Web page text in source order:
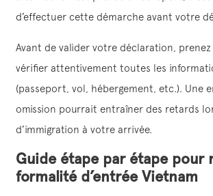
d’effectuer cette démarche avant votre
Avant de valider votre déclaration,
vérifier attentivement toutes les
(passeport, vol, hébergement, etc.). Une
omission pourrait entraîner des retards
d’immigration à votre arrivée.
Guide étape par étape pour
formalité d’entrée Vietnam